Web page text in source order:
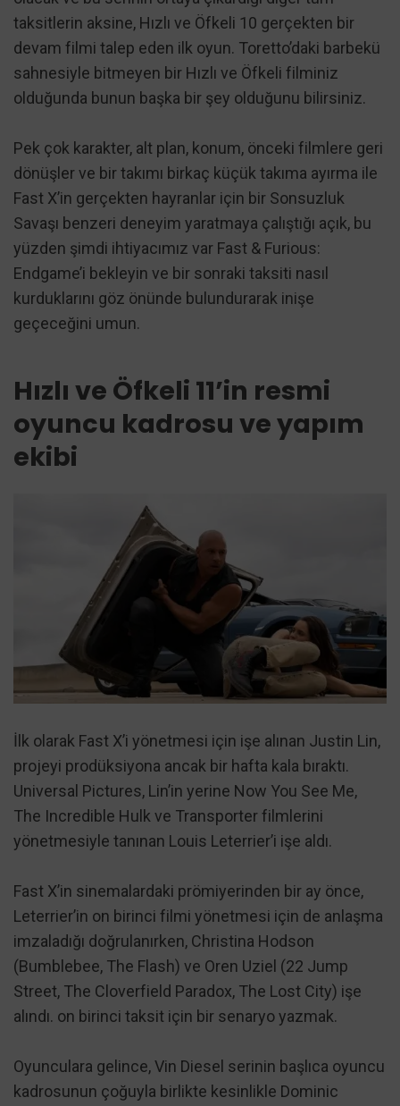
taksitlerin aksine, Hızlı ve Öfkeli 10 gerçekten bir
devam filmi talep eden ilk oyun. Toretto’daki barbekü
sahnesiyle bitmeyen bir Hızlı ve Öfkeli filminiz
olduğunda bunun başka bir şey olduğunu bilirsiniz.
Pek çok karakter, alt plan, konum, önceki filmlere geri
dönüşler ve bir takımı birkaç küçük takıma ayırma ile
Fast X’in gerçekten hayranlar için bir Sonsuzluk
Savaşı benzeri deneyim yaratmaya çalıştığı açık, bu
yüzden şimdi ihtiyacımız var Fast & Furious:
Endgame’i bekleyin ve bir sonraki taksiti nasıl
kurduklarını göz önünde bulundurarak inişe
geçeceğini umun.
Hızlı ve Öfkeli 11’in resmi
oyuncu kadrosu ve yapım
ekibi
İlk olarak Fast X’i yönetmesi için işe alınan Justin Lin,
projeyi prodüksiyona ancak bir hafta kala bıraktı.
Universal Pictures, Lin’in yerine Now You See Me,
The Incredible Hulk ve Transporter filmlerini
yönetmesiyle tanınan Louis Leterrier’i işe aldı.
Fast X’in sinemalardaki prömiyerinden bir ay önce,
Leterrier’in on birinci filmi yönetmesi için de anlaşma
imzaladığı doğrulanırken, Christina Hodson
(Bumblebee, The Flash) ve Oren Uziel (22 Jump
Street, The Cloverfield Paradox, The Lost City) işe
alındı. on birinci taksit için bir senaryo yazmak.
Oyunculara gelince, Vin Diesel serinin başlıca oyuncu
kadrosunun çoğuyla birlikte kesinlikle Dominic